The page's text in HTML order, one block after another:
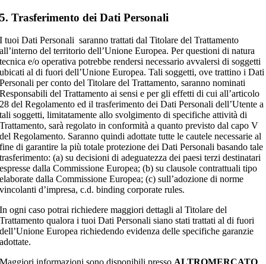
5. Trasferimento dei Dati Personali
I tuoi Dati Personali saranno trattati dal Titolare del Trattamento
all’interno del territorio dell’Unione Europea. Per questioni di natura
tecnica e/o operativa potrebbe rendersi necessario avvalersi di soggetti
ubicati al di fuori dell’Unione Europea. Tali soggetti, ove trattino i Dati
Personali per conto del Titolare del Trattamento, saranno nominati
Responsabili del Trattamento ai sensi e per gli effetti di cui all’articolo
28 del Regolamento ed il trasferimento dei Dati Personali dell’Utente a
tali soggetti, limitatamente allo svolgimento di specifiche attività di
Trattamento, sarà regolato in conformità a quanto previsto dal capo V
del Regolamento. Saranno quindi adottate tutte le cautele necessarie al
fine di garantire la più totale protezione dei Dati Personali basando tale
trasferimento: (a) su decisioni di adeguatezza dei paesi terzi destinatari
espresse dalla Commissione Europea; (b) su clausole contrattuali tipo
elaborate dalla Commissione Europea; (c) sull’adozione di norme
vincolanti d’impresa, c.d. binding corporate rules.
In ogni caso potrai richiedere maggiori dettagli al Titolare del
Trattamento qualora i tuoi Dati Personali siano stati trattati al di fuori
dell’Unione Europea richiedendo evidenza delle specifiche garanzie
adottate.